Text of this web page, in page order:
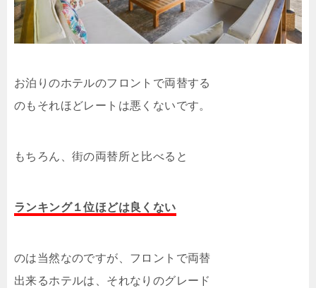
お泊りのホテルのフロントで両替する
のもそれほどレートは悪くないです。
もちろん、街の両替所と比べると
ランキング１位ほどは良くない
のは当然なのですが、フロントで両替
出来るホテルは、それなりのグレード